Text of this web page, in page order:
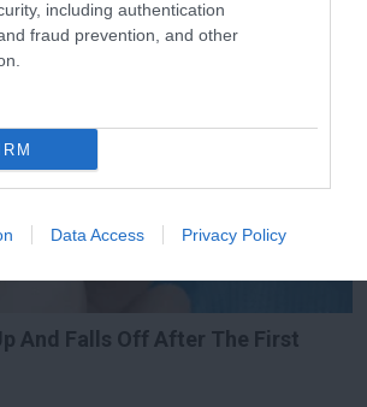
including authentication
fraud prevention, and other
Data Access Privacy Policy
And Falls Off After The First